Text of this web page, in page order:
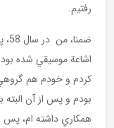
رفتيم.
اشاعة موسيقي شده
کردم و خودم هم
بودم و پس از آن البته